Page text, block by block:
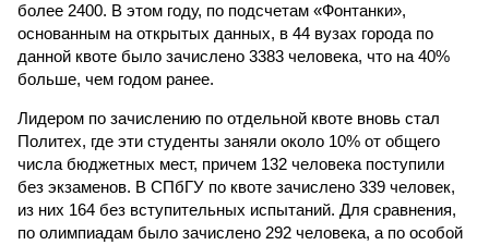
более 2400. В этом году, по подсчетам «Фонтанки»,
основанным на открытых данных, в 44 вузах города по
данной квоте было зачислено 3383 человека, что на 40%
больше, чем годом ранее.
Лидером по зачислению по отдельной квоте вновь стал
Политех, где эти студенты заняли около 10% от общего
числа бюджетных мест, причем 132 человека поступили
без экзаменов. В СПбГУ по квоте зачислено 339 человек,
из них 164 без вступительных испытаний. Для сравнения,
по олимпиадам было зачислено 292 человека, а по особой